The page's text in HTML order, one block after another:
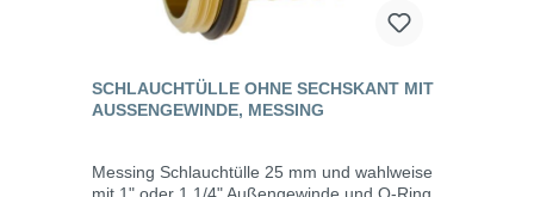
SCHLAUCHTÜLLE OHNE SECHSKANT MIT
AUSSENGEWINDE, MESSING
Messing Schlauchtülle 25 mm und wahlweise
mit 1" oder 1 1/4" Außengewinde und O-Ring